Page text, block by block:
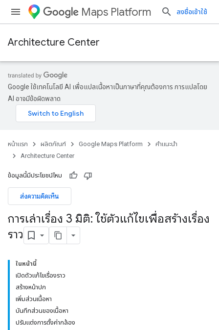
Maps Platform ลงชื่อเข้าใช้
Architecture Center
Google ใช้เทคโนโลยี AI เพื่อแปลเนื้อหาเป็นภาษาที่คุณต้องการ การแปลโดย
AI อาจมีข้อผิดพลาด
หน้าแรก ผลิตภัณฑ์ Google Maps Platform
คำแนะนำ
Architecture Center
ข้อมูลนี้มีประโยชน์ไหม
ส่งความคิดเห็น
การเล่าเรื่อง 3 มิติ: ใช้ตัวแก้ไขเพื่อสร้างเรื่อง
ราว
ในหน้านี้
เปิดตัวแก้ไขเรื่องราว
สร้างหน้าปก
เพิ่มส่วนเนื้อหา
บันทึกส่วนของเนื้อหา
ปรับแต่งการตั้งค่ากล้อง